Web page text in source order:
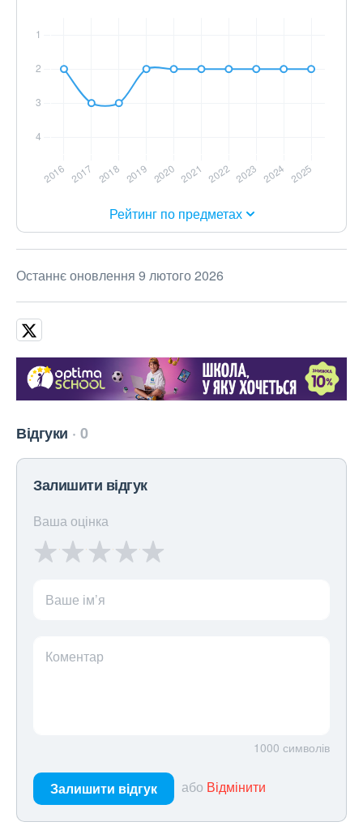
Рейтинг по предметах
Останнє оновлення 9 лютого 2026
Відгуки 0
Залишити відгук
Ваша оцінка
Ваше ім’я
Коментар
1000 символів
Залишити відгук або Відмінити